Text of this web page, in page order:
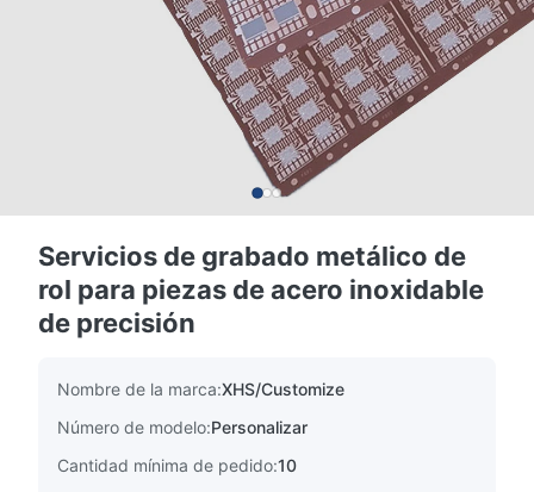
Servicios de grabado metálico de
rol para piezas de acero inoxidable
de precisión
Nombre de la marca:XHS/Customize
Número de modelo:Personalizar
Cantidad mínima de pedido:10